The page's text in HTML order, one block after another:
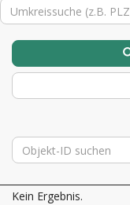
Kein Ergebnis.